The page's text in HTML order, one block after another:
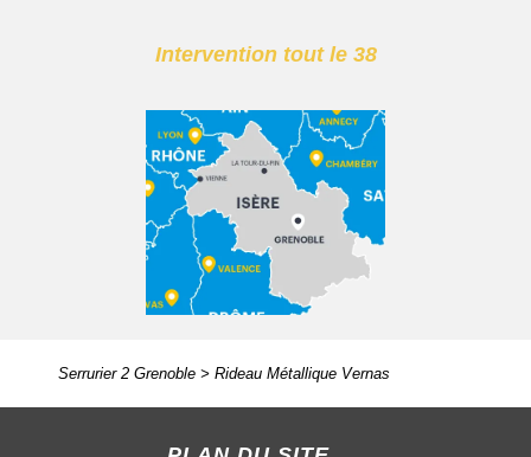
Intervention tout le 38
Serrurier 2 Grenoble> Rideau Métallique Vernas